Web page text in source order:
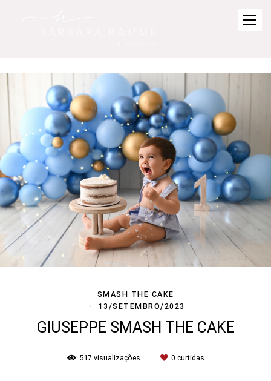
SMASH THE CAKE
13/SETEMBRO/2023
GIUSEPPE SMASH THE CAKE
517 visualizações 0 curtidas